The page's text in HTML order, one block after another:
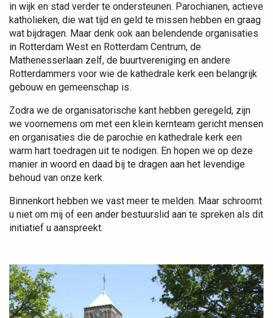
in wijk en stad verder te ondersteunen. Parochianen, actieve
katholieken, die wat tijd en geld te missen hebben en graag
wat bijdragen. Maar denk ook aan belendende organisaties
in Rotterdam West en Rotterdam Centrum, de
Mathenesserlaan zelf, de buurtvereniging en andere
Rotterdammers voor wie de kathedrale kerk een belangrijk
gebouw en gemeenschap is.
Zodra we de organisatorische kant hebben geregeld, zijn
we voornemens om met een klein kernteam gericht mensen
en organisaties die de parochie en kathedrale kerk een
warm hart toedragen uit te nodigen. En hopen we op deze
manier in woord en daad bij te dragen aan het levendige
behoud van onze kerk.
Binnenkort hebben we vast meer te melden. Maar schroomt
u niet om mij of een ander bestuurslid aan te spreken als dit
initiatief u aanspreekt.